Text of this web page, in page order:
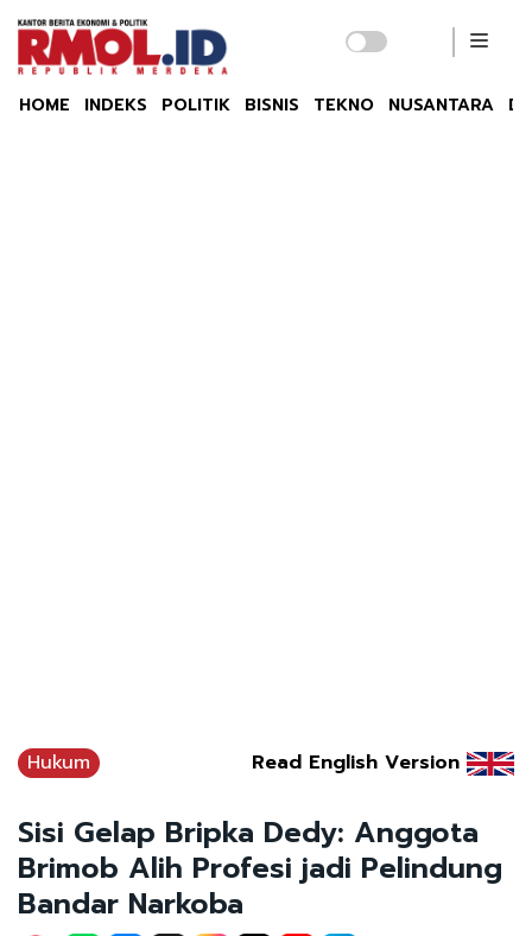
HOME INDEKS POLITIK BISNIS TEKNO NUSANTARA
Hukum Read English Version
Sisi Gelap Bripka Dedy: Anggota
Brimob Alih Profesi jadi Pelindung
Bandar Narkoba